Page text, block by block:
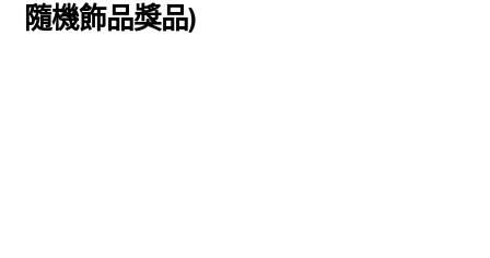
隨機飾品獎品)